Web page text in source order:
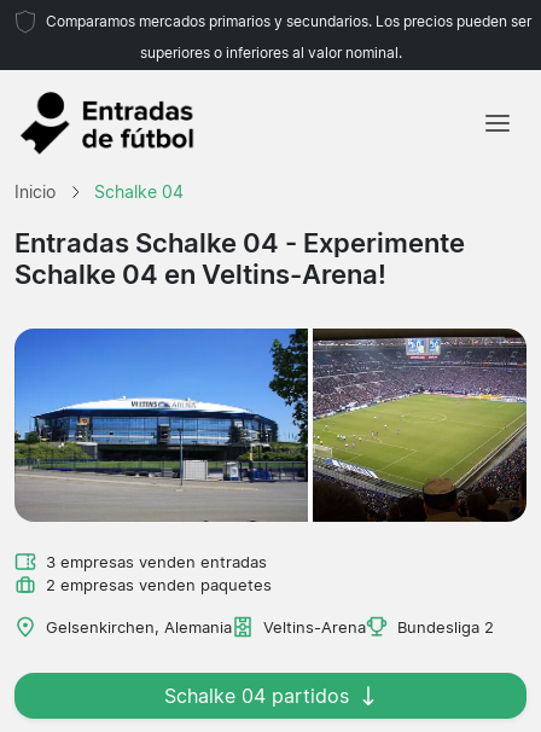
Comparamos mercados primarios y secundarios. Los precios pueden ser
superiores o inferiores al valor nominal.
Equipos
Ligas
Inicio Schalke 04
Entradas Schalke 04 - Experimente
Schalke 04 en Veltins-Arena!
3 empresas venden entradas
2 empresas venden paquetes
Gelsenkirchen, Alemania Veltins-Arena Bundesliga 2
Schalke 04 partidos